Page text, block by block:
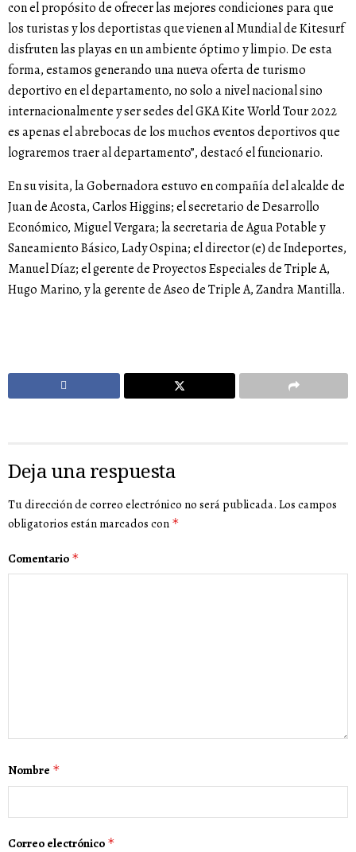
con el propósito de ofrecer las mejores condiciones para que
los turistas y los deportistas que vienen al Mundial de Kitesurf
disfruten las playas en un ambiente óptimo y limpio. De esta
forma, estamos generando una nueva oferta de turismo
deportivo en el departamento, no solo a nivel nacional sino
internacionalmente y ser sedes del GKA Kite World Tour 2022
es apenas el abrebocas de los muchos eventos deportivos que
lograremos traer al departamento”, destacó el funcionario.
En su visita, la Gobernadora estuvo en compañía del alcalde de
Juan de Acosta, Carlos Higgins; el secretario de Desarrollo
Económico, Miguel Vergara; la secretaria de Agua Potable y
Saneamiento Básico, Lady Ospina; el director (e) de Indeportes,
Manuel Díaz; el gerente de Proyectos Especiales de Triple A,
Hugo Marino, y la gerente de Aseo de Triple A, Zandra Mantilla.
Deja una respuesta
Tu dirección de correo electrónico no será publicada. Los campos
obligatorios están marcados con *
Comentario *
Nombre *
Correo electrónico *